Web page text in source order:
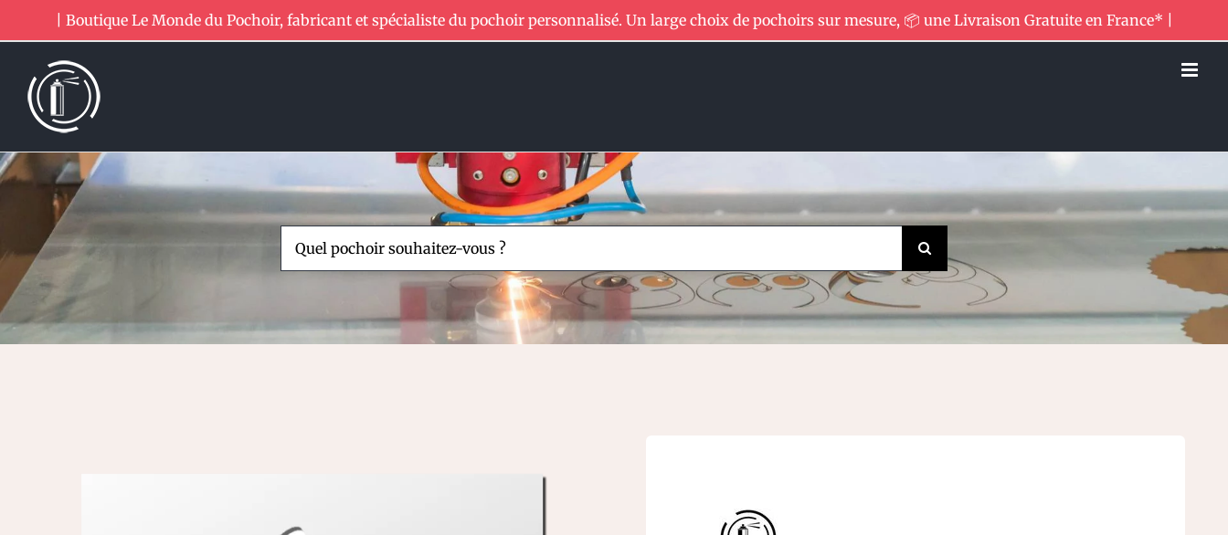
au
contenu
| Boutique Le Monde du Pochoir, fabricant et spécialiste du pochoir personnalisé. Un large choix de pochoirs sur mesure, 📦 une Livraison Gratuite en France* |
Rechercher: